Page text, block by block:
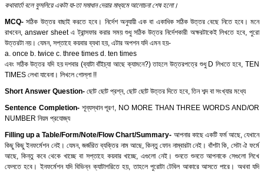
কথাবার্তা বলে ফুসলিয়ে একটা যা-তা সমাধান দেয়ার মাধ্যমে আলোচনা শেষ হলো।
MCQ- সঠিক উত্তর বাছাই করতে হবে। নির্দেশ অনুযায়ী এক বা একাধিক সঠিক উত্তর বেছে নিতে হবে। মনে
রাখবেন, answer sheet এ ট্রান্সফার করার সময় শুধু সঠিক উত্তর নির্দেশকারী অক্ষরটাকেই লিখতে হবে, পুরো
উত্তরটা নয়। যেমন, সপ্তাহে কয়বার ব্যথা হয়, এটার অপশন যদি এমন হয়-
a. once b. twice c. three times d. ten times
এবং সঠিক উত্তর যদি হয় দশবার (ব্যাটা বাঁইচ্যা আছে ক্যামনে?) তাহলে উত্তরপত্রে শুধু D লিখতে হবে, TEN
TIMES লেখা যাবেনা। লিখলে গোল্লা !!
Short Answer Question- ছোট ছোট প্রশ্ন, ছোট ছোট উত্তর দিতে হবে, তিন শব্দ বা সংখ্যার মধ্যে
Sentence Completion-শূন্যস্থান পূরণ, NO MORE THAN THREE WORDS AND/OR
NUMBER নিয়ম প্রযোজ্য
Filling up a Table/Form/Note/Flow Chart/Summary- আপনার কাছে একটি ফর্ম আছে, যেখানে
কিছু কিছু ইনফর্মেশন নেই। যেমন, জর্জরিত ব্যক্তির নাম আছে, কিন্তু ফোন নাম্বারটা নেই। বাঁশটা কি, সেটা ঐ ফর্মে
আছে, কিন্তু কবে থেকে খাচ্ছে বা সপ্তাহে কয়বার খাচ্ছে, এগুলো নেই। শুনতে শুনতে আপনাকে সেগুলো লিখে
ফেলতে হবে। ইনফর্মেশন যদি বিভিন্ন ক্যাটাগরিতে হয়, তাহলে পুরোটা টেবিল আকারে আসতে পারে। অথবা যদি